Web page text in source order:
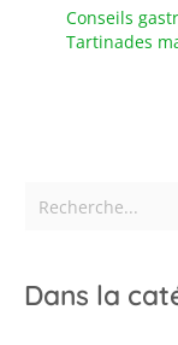
Conseils
Tartinades
Dans la